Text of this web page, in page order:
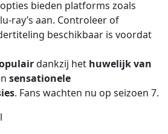
bieden platforms zoals
ray’s aan. Controleer of
beschikbaar is voordat
dankzij het huwelijk van
sensationele
. Fans wachten nu op seizoen 7.